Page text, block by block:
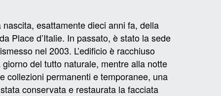
esattamente dieci anni fa, della
Place d’Italie. In passato, è stato la sede
nel 2003. L’edificio è racchiuso
del tutto naturale, mentre alla notte
collezioni permanenti e temporanee, una
conservata e restaurata la facciata